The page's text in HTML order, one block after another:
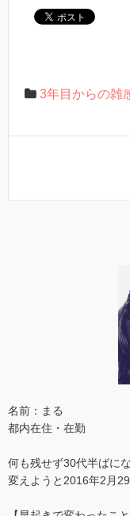
3年目からの雑
名前：まる
都内在住・在勤
何も残せず30代半ばに
変えようと2016年2月